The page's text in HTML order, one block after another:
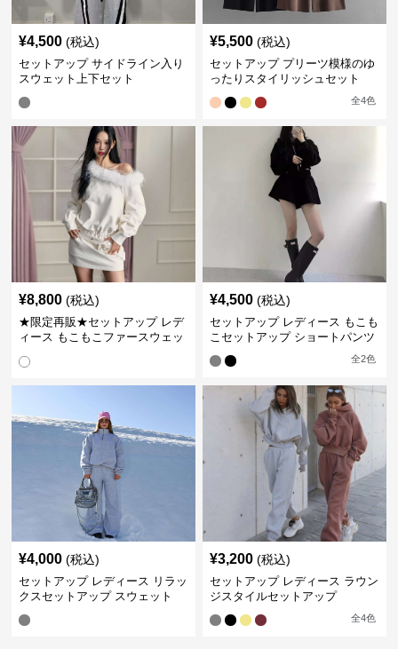
¥4,500 (税込)
セットアップ サイドライン入り
スウェット上下セット
¥5,500 (税込)
セットアップ プリーツ模様のゆ
ったりスタイリッシュセット
全4色
¥8,800 (税込)
★限定再販★セットアップ レデ
ィース もこもこファースウェッ
¥4,500 (税込)
セットアップ レディース もこも
こセットアップ ショートパンツ
全2色
¥4,000 (税込)
セットアップ レディース リラッ
クスセットアップ スウェット
¥3,200 (税込)
セットアップ レディース ラウン
ジスタイルセットアップ
全4色